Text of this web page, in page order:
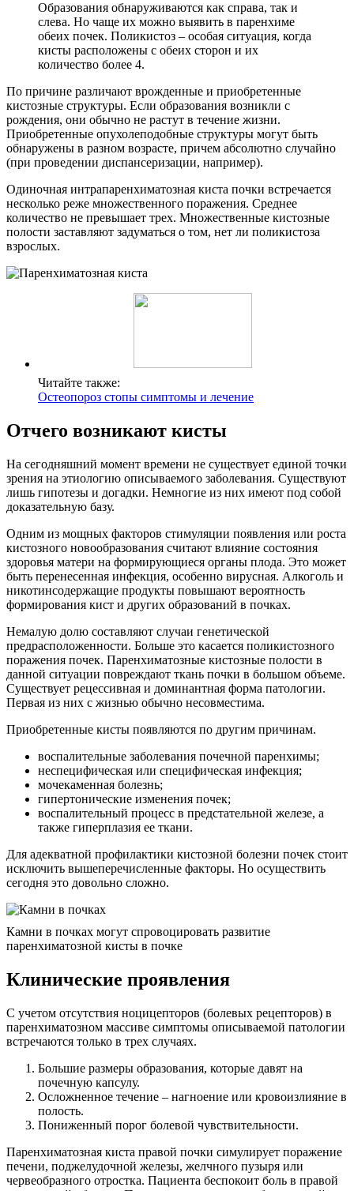
Образования обнаруживаются как справа, так и
слева. Но чаще их можно выявить в паренхиме
обеих почек. Поликистоз – особая ситуация, когда
кисты расположены с обеих сторон и их
количество более 4.
По причине различают врожденные и приобретенные
кистозные структуры. Если образования возникли с
рождения, они обычно не растут в течение жизни.
Приобретенные опухолеподобные структуры могут быть
обнаружены в разном возрасте, причем абсолютно случайно
(при проведении диспансеризации, например).
Одиночная интрапаренхиматозная киста почки встречается
несколько реже множественного поражения. Среднее
количество не превышает трех. Множественные кистозные
полости заставляют задуматься о том, нет ли поликистоза
взрослых.
Читайте также:
Остеопороз стопы симптомы и лечение
Отчего возникают кисты
На сегодняшний момент времени не существует единой точки
зрения на этиологию описываемого заболевания. Существуют
лишь гипотезы и догадки. Немногие из них имеют под собой
доказательную базу.
Одним из мощных факторов стимуляции появления или роста
кистозного новообразования считают влияние состояния
здоровья матери на формирующиеся органы плода. Это может
быть перенесенная инфекция, особенно вирусная. Алкоголь и
никотинсодержащие продукты повышают вероятность
формирования кист и других образований в почках.
Немалую долю составляют случаи генетической
предрасположенности. Больше это касается поликистозного
поражения почек. Паренхиматозные кистозные полости в
данной ситуации повреждают ткань почки в большом объеме.
Существует рецессивная и доминантная форма патологии.
Первая из них с жизнью обычно несовместима.
Приобретенные кисты появляются по другим причинам.
воспалительные заболевания почечной паренхимы;
неспецифическая или специфическая инфекция;
мочекаменная болезнь;
гипертонические изменения почек;
воспалительный процесс в предстательной железе, а
также гиперплазия ее ткани.
Для адекватной профилактики кистозной болезни почек стоит
исключить вышеперечисленные факторы. Но осуществить
сегодня это довольно сложно.
Камни в почках могут спровоцировать развитие
паренхиматозной кисты в почке
Клинические проявления
С учетом отсутствия ноцицепторов (болевых рецепторов) в
паренхиматозном массиве симптомы описываемой патологии
встречаются только в трех случаях.
Большие размеры образования, которые давят на
почечную капсулу.
Осложненное течение – нагноение или кровоизлияние в
полость.
Пониженный порог болевой чувствительности.
Паренхиматозная киста правой почки симулирует поражение
печени, поджелудочной железы, желчного пузыря или
червеобразного отростка. Пациента беспокоит боль в правой